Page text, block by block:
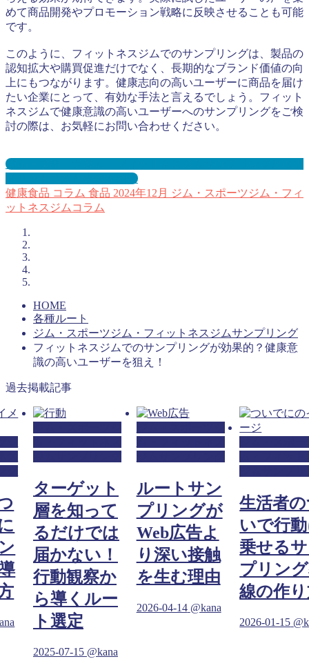
めて商品開発やプロモーション戦略に反映させることも可能
です。
このように、フィットネスジムでのサンプリングは、製品の
認知拡大や購買促進だけでなく、長期的なブランド価値の向
上にもつながります。健康志向の高いユーザーに商品を届け
たい企業にとって、有効な手法と言えるでしょう。フィット
ネスジムで健康意識の高いユーザーへのサンプリングをご検
討の際は、お気軽にお問い合わせください。
ジム・スポーツジム・フィットネスジムサンプリングとは？
メリット３選と事例を紹介
健康食品 コラム 食品 2024年12月 ジム・スポーツジム・フィ
ットネスジムコラム
HOME
各種ルート
ジム・スポーツジム・フィットネスジムサンプリング
フィットネスジムでのサンプリングが効果的？健康意
識の高いユーザーを狙え！
過去掲載記事
ターゲット
層を知って
るだけでは
届かない！
行動観察か
ら導くルー
ト選定
2025-07-15 @kana
ルートサン
プリングが
Web広告よ
り深い接触
を生む理由
2026-04-14 @kana
生活者
いで行
乗せる
プリン
線の作
2026-01-15